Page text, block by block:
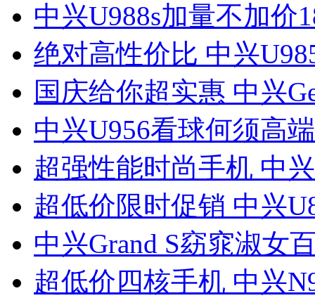
中兴U988s加量不加价
绝对高性价比 中兴
国庆给你超实惠 中兴
中兴U956看球何须高
超强性能时尚手机 中
超低价限时促销 中兴
中兴Grand S窈窕淑女
超低价四核手机 中兴